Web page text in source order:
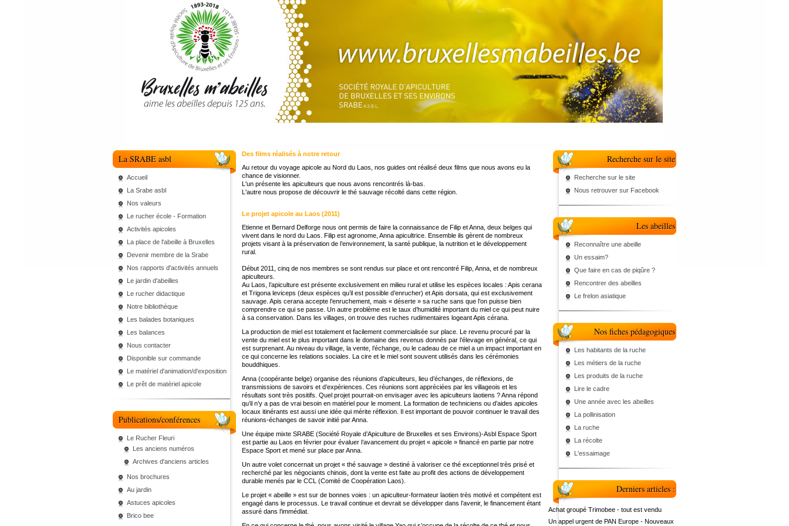
La SRABE asbl
Accueil
La Srabe asbl
Nos valeurs
Le rucher école - Formation
Activités apicoles
La place de l'abeille à Bruxelles
Devenir membre de la Srabe
Nos rapports d'activités annuels
Le jardin d'abeilles
Le rucher didactique
Notre bibliothèque
Les balades botaniques
Les balances
Nous contacter
Disponible sur commande
Le matériel d'animation/d'exposition
Le prêt de matériel apicole
Publications/conférences
Le Rucher Fleuri
Les anciens numéros
Archives d'anciens articles
Nos brochures
Au jardin
Astuces apicoles
Brico bee
Des films réalisés à notre retour
Au retour du voyage apicole au Nord du Laos, nos guides ont réalisé deux films que nous avons eu la
chance de visionner.
L'un présente les apiculteurs que nous avons rencontrés là-bas.
L'autre nous propose de découvrir le thé sauvage récolté dans cette région.
Le projet apicole au Laos (2011)
Etienne et Bernard Delforge nous ont permis de faire la connaissance de Filip et Anna, deux belges qui
vivent dans le nord du Laos. Filip est agronome, Anna apicultrice. Ensemble ils gèrent de nombreux
projets visant à la préservation de l’environnement, la santé publique, la nutrition et le développement
rural.
Début 2011, cinq de nos membres se sont rendus sur place et ont rencontré Filip, Anna, et de nombreux
apiculteurs.
Au Laos, l’apiculture est présente exclusivement en milieu rural et utilise les espèces locales : Apis cerana
et Trigona leviceps (deux espèces qu’il est possible d’enrucher) et Apis dorsata, qui est exclusivement
sauvage. Apis cerana accepte l’enruchement, mais « déserte » sa ruche sans que l’on puisse bien
comprendre ce qui se passe. Un autre problème est le taux d’humidité important du miel ce qui peut nuire
à sa conservation. Dans les villages, on trouve des ruches rudimentaires logeant Apis cérana.
La production de miel est totalement et facilement commercialisée sur place. Le revenu procuré par la
vente du miel est le plus important dans le domaine des revenus donnés par l’élevage en général, ce qui
est surprenant. Au niveau du village, la vente, l’échange, ou le cadeau de ce miel a un impact important en
ce qui concerne les relations sociales. La cire et le miel sont souvent utilisés dans les cérémonies
bouddhiques.
Anna (coopérante belge) organise des réunions d’apiculteurs, lieu d’échanges, de réflexions, de
transmissions de savoirs et d’expériences. Ces réunions sont appréciées par les villageois et les
résultats sont très positifs. Quel projet pourrait-on envisager avec les apiculteurs laotiens ? Anna répond
qu’il n’y a pas de vrai besoin en matériel pour le moment. La formation de techniciens ou d’aides apicoles
locaux itinérants est aussi une idée qui mérite réflexion. Il est important de pouvoir continuer le travail des
réunions-échanges de savoir initié par Anna.
Une équipe mixte SRABE (Société Royale d’Apiculture de Bruxelles et ses Environs)-Asbl Espace Sport
est partie au Laos en février pour évaluer l’avancement du projet « apicole » financé en partie par notre
Espace Sport et mené sur place par Anna.
Un autre volet concernait un projet « thé sauvage » destiné à valoriser ce thé exceptionnel très prisé et
recherché par les négociants chinois, dont la vente est faite au profit des actions de développement
durable menés par le CCL (Comité de Coopération Laos).
Le projet « abeille » est sur de bonnes voies : un apiculteur-formateur laotien très motivé et compétent est
engagé dans le processus. Le travail continue et devrait se développer dans l’avenir, le financement étant
assuré dans l’immédiat.
Recherche sur le site
Recherche sur le site
Nous retrouver sur Facebook
Les abeilles
Reconnaître une abeille
Un essaim?
Que faire en cas de piqûre ?
Rencontrer des abeilles
Le frelon asiatique
Nos fiches pédagogiques
Les habitants de la ruche
Les métiers de la ruche
Les produits de la ruche
Lire le cadre
Une année avec les abeilles
La pollinisation
La ruche
La récolte
L'essaimage
Derniers articles :
Achat groupé Trimobee - tout est vendu
Un appel urgent de PAN Europe - Nouveaux